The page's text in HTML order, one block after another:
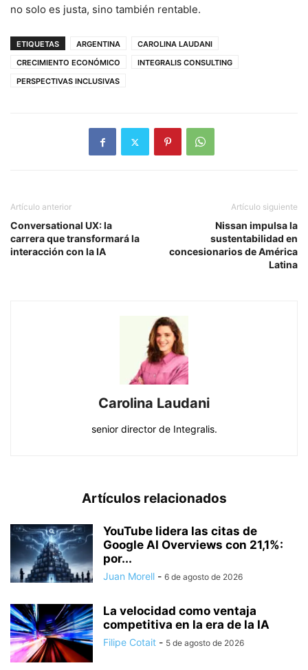
no solo es justa, sino también rentable.
ETIQUETAS ARGENTINA
CAROLINA LAUDANI
CRECIMIENTO ECONÓMICO
INTEGRALIS CONSULTING
PERSPECTIVAS INCLUSIVAS
Artículo anterior
Conversational UX: la
carrera que transformará la
interacción con la IA
Artículo siguiente
Nissan impulsa la
sustentabilidad en
concesionarios de América
Latina
Carolina Laudani
senior director de Integralis.
Artículos relacionados
YouTube lidera las citas de
Google AI Overviews con 21,1%:
por...
Juan Morell - 6 de agosto de 2026
La velocidad como ventaja
competitiva en la era de la IA
Filipe Cotait - 5 de agosto de 2026